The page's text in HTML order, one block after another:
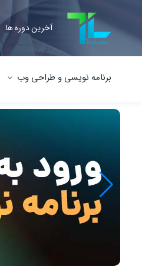
آخرین دوره ها
برنامه نویسی و طراحی وب